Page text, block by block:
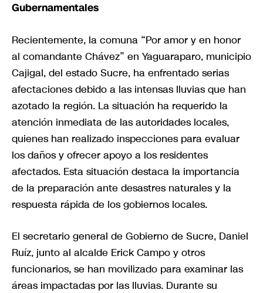
Gubernamentales
Recientemente, la comuna “Por amor y en honor
al comandante Chávez” en Yaguaraparo, municipio
Cajigal, del estado Sucre, ha enfrentado serias
afectaciones debido a las intensas lluvias que han
azotado la región. La situación ha requerido la
atención inmediata de las autoridades locales,
quienes han realizado inspecciones para evaluar
los daños y ofrecer apoyo a los residentes
afectados. Esta situación destaca la importancia
de la preparación ante desastres naturales y la
respuesta rápida de los gobiernos locales.
El secretario general de Gobierno de Sucre, Daniel
Ruíz, junto al alcalde Erick Campo y otros
funcionarios, se han movilizado para examinar las
áreas impactadas por las lluvias. Durante su